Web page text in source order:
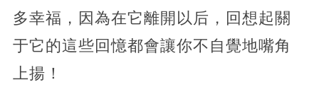
多幸福，因為在它離開以后，回想起關
于它的這些回憶都會讓你不自覺地嘴角
上揚！